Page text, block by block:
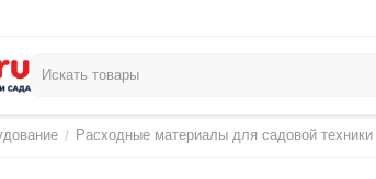
/ Расходные материалы для садовой техники